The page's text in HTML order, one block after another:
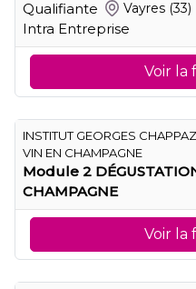
Qualifiante
Vayres (33)
Intra Entreprise
Voir la
INSTITUT GEORGES
VIN EN CHAMPAGNE
Module 2
CHAMPAGNE
Voir la